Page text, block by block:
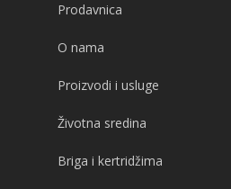
Prodavnica
O nama
Proizvodi i usluge
Životna sredina
Briga i kertridžima